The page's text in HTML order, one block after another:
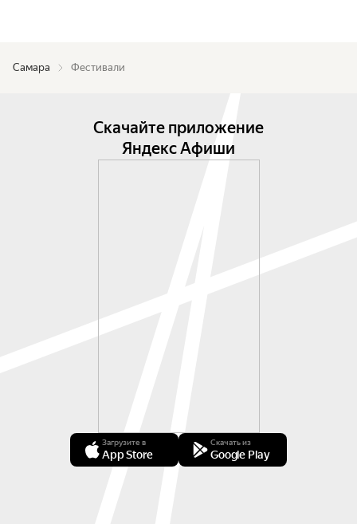
Самара Фестивали
Скачайте приложение
Яндекс Афиши
Загрузите в
App Store
Скачать из
Google Play